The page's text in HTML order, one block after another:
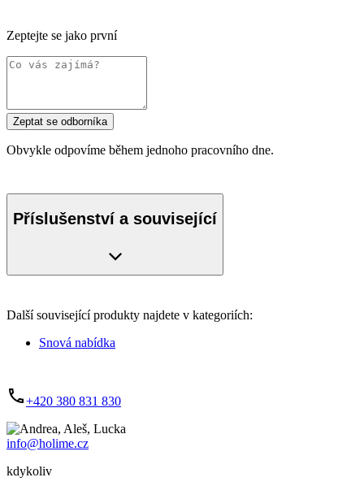
Zeptejte se jako první
Zeptat se odborníka
Obvykle odpovíme během jednoho pracovního dne.
Příslušenství a související
Další související produkty najdete v kategoriích:
Snová nabídka
+420 380 831 830
info@holime.cz
kdykoliv